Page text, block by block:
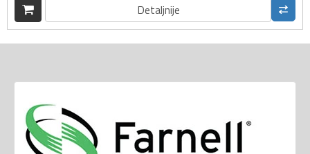
Detaljnije